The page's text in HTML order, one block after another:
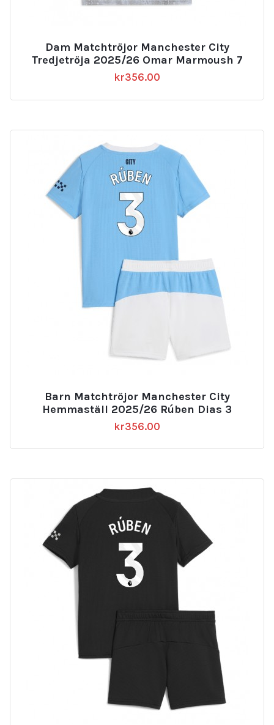
Dam Matchtröjor Manchester City
Tredjetröja 2025/26 Omar Marmoush 7
kr356.00
Barn Matchtröjor Manchester City
Hemmaställ 2025/26 Rúben Dias 3
kr356.00